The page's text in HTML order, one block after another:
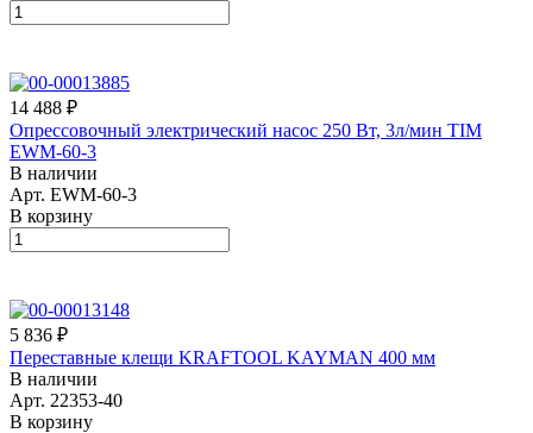
14 488 ₽
Опрессовочный электрический насос 250 Вт, 3л/мин TIM
EWM-60-3
В наличии
Арт. EWM-60-3
В корзину
5 836 ₽
Переставные клещи KRAFTOOL KAYMAN 400 мм
В наличии
Арт. 22353-40
В корзину